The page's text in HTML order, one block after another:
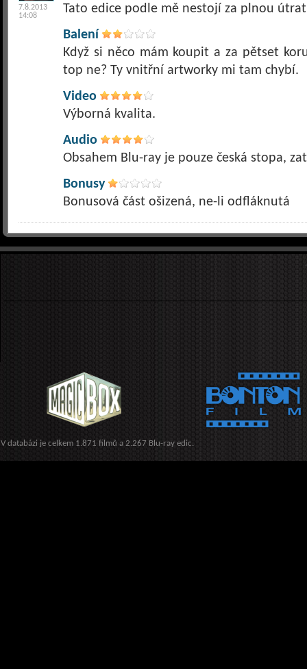
7.8.2013
14:08
Tato edice podle mě nestojí za plnou
Balení
Když si něco mám koupit a za pětset
top ne? Ty vnitřní artworky mi tam chybí.
Video
Výborná kvalita.
Audio
Obsahem Blu-ray je pouze česká stopa,
Bonusy
Bonusová část ošizená, ne-li odfláknutá
V databázi je celkem 1.871 filmů a 2.267 Blu-ray edic.